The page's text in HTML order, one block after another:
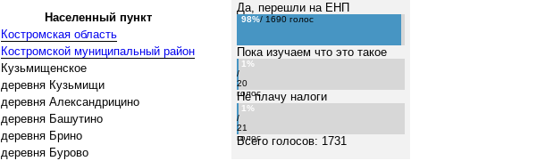
Да, перешли на ЕНП
98%/ 1690 голос
Пока изучаем что это такое
1%
/
20
голос
Не плачу налоги
1%
/
21
голос
Всего голосов: 1731
Населенный пункт
Костромская область
Костромской муниципальный район
Кузьмищенское
деревня Кузьмищи
деревня Александрицино
деревня Башутино
деревня Брино
деревня Бурово